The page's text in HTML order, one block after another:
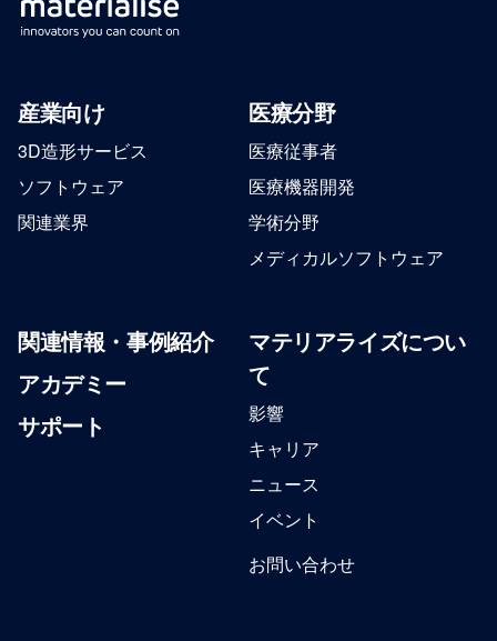
産業向け
3D造形サービス
ソフトウェア
関連業界
医療分野
医療従事者
医療機器開発
学術分野
メディカルソフトウェア
関連情報・事例紹介
アカデミー
サポート
マテリアライズについ
て
影響
キャリア
ニュース
イベント
お問い合わせ